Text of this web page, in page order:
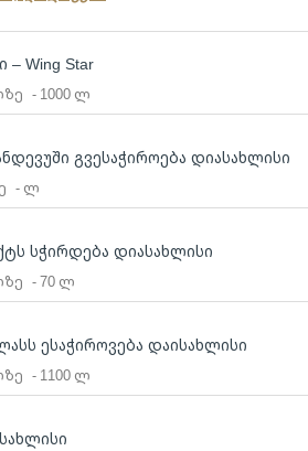
– Wing Star
- 1000 ლ
გვესაჭიროება დიასახლისი
- ლ
სჭირდება დიასახლისი
- 70 ლ
ესაჭიროვება დაისახლისი
- 1100 ლ